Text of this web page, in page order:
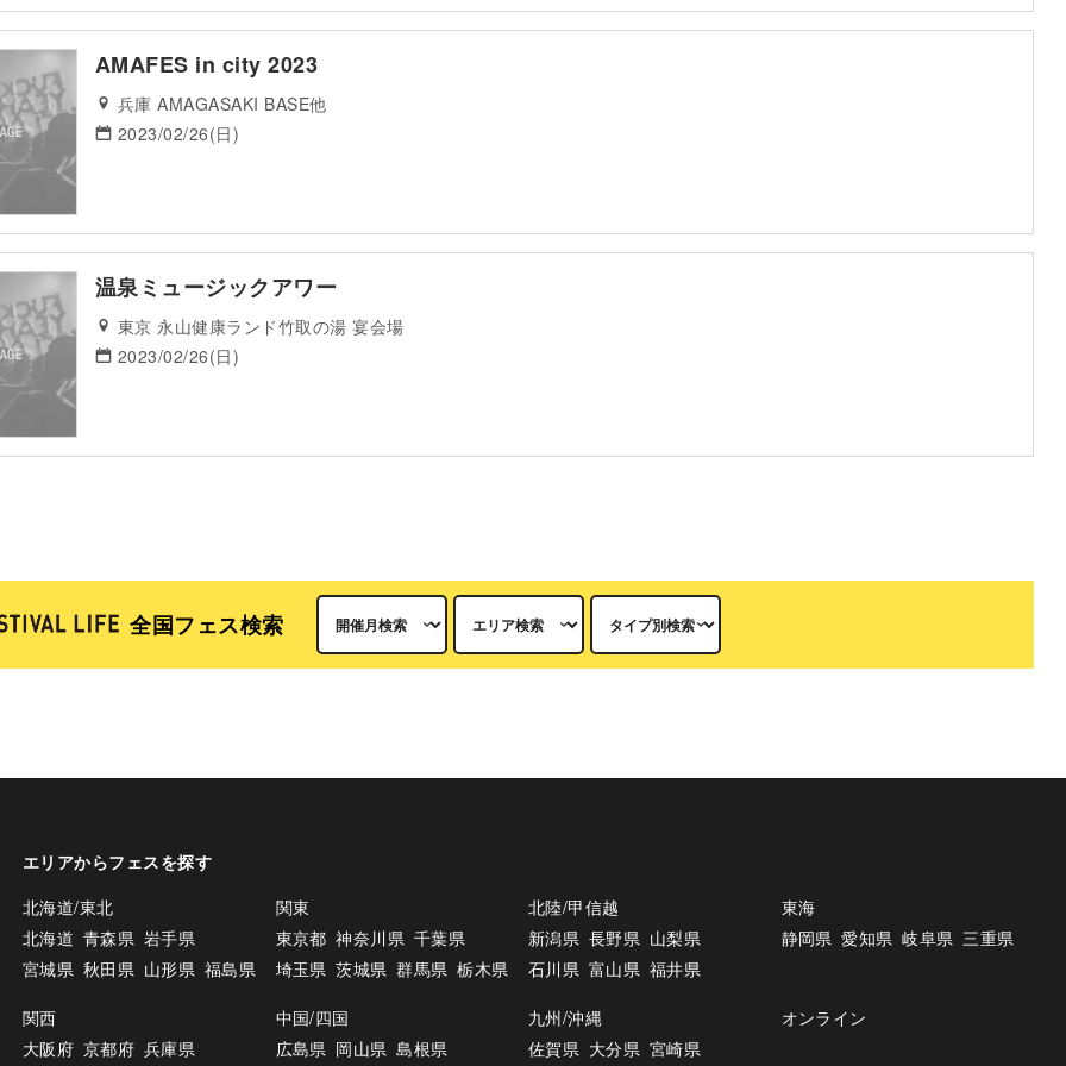
AMAFES in city 2023
兵庫 AMAGASAKI BASE他
2023/02/26(日)
温泉ミュージックアワー
東京 永山健康ランド竹取の湯 宴会場
2023/02/26(日)
全国フェス検索
エリアからフェスを探す
北海道/東北
北海道 青森県 岩手県
宮城県 秋田県 山形県 福島県
関東
東京都 神奈川県 千葉県
埼玉県 茨城県 群馬県 栃木県
北陸/甲信越
新潟県 長野県 山梨県
石川県 富山県 福井県
東海
静岡県 愛知県 岐阜県 三重県
関西
大阪府 京都府 兵庫県
中国/四国
広島県 岡山県 島根県
九州/沖縄
佐賀県 大分県 宮崎県
オンライン